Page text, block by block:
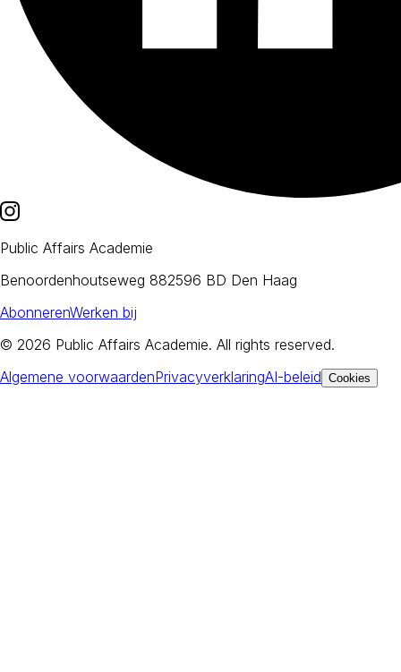
Public Affairs Academie
Benoordenhoutseweg 882596 BD Den Haag
AbonnerenWerken bij
© 2026 Public Affairs Academie. All rights reserved.
Algemene voorwaardenPrivacyverklaringAI-beleid Cookies